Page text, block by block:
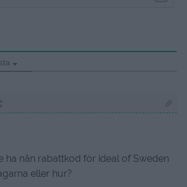
ha nån rabattkod för ideal of Sweden
eller hur?